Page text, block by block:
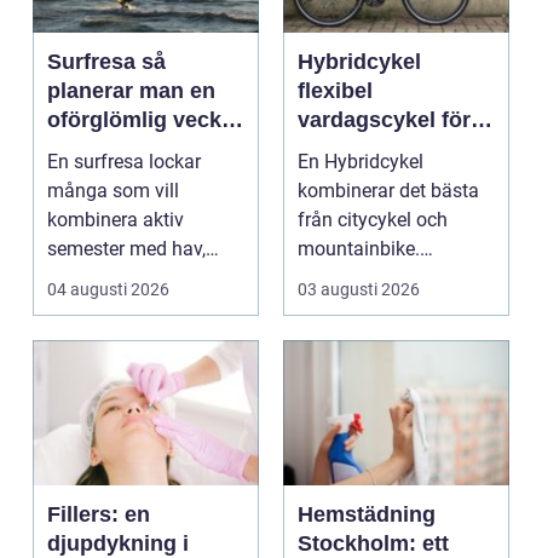
Surfresa så
planerar man en
oförglömlig vecka
i vågorna
En surfresa lockar
många som vill
kombinera aktiv
semester med hav,
natur och gemenskap.
Resenären f...
04 augusti 2026
Hybridcykel
flexibel
vardagscykel för
både stad och
motion
En Hybridcykel
kombinerar det bästa
från citycykel och
mountainbike.
Resultatet blir en
bekväm, snab...
03 augusti 2026
Fillers: en
djupdykning i
Hemstädning
Stockholm: ett